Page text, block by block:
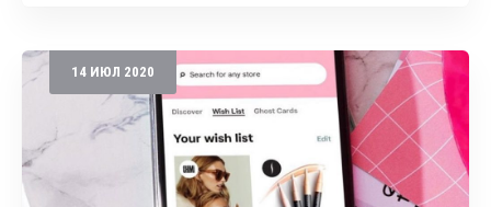
14 ИЮЛ 2020